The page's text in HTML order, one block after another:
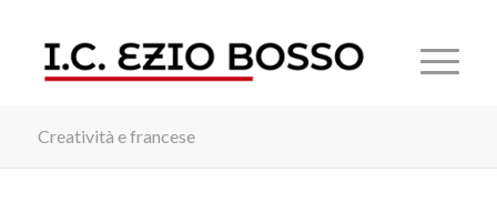
Creatività e francese